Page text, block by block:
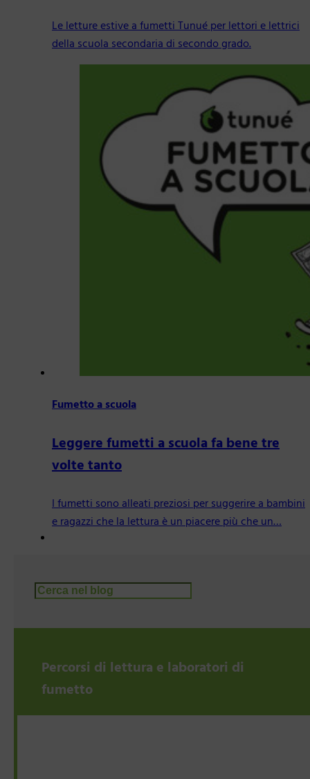
Le letture estive a fumetti Tunué per lettori e lettrici
della scuola secondaria di secondo grado.
Fumetto a scuola
Leggere fumetti a scuola fa bene tre
volte tanto
I fumetti sono alleati preziosi per suggerire a bambini
e ragazzi che la lettura è un piacere più che un…
Cerca
Percorsi di lettura e laboratori di
fumetto